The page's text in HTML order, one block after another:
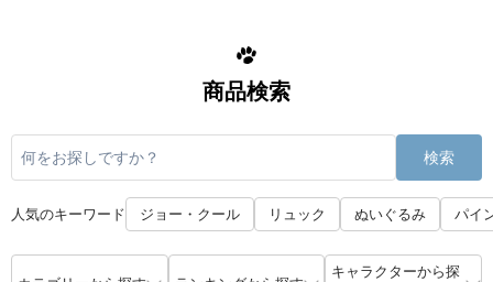
商品検索
検索
人気のキーワード ジョー・クール リュック ぬいぐるみ パイ
キャラクターから探